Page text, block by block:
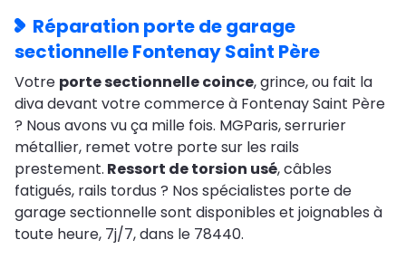
Réparation porte de garage
sectionnelle Fontenay Saint Père
Votre porte sectionnelle coince, grince, ou fait la
diva devant votre commerce à Fontenay Saint Père
? Nous avons vu ça mille fois. MGParis, serrurier
métallier, remet votre porte sur les rails
prestement. Ressort de torsion usé, câbles
fatigués, rails tordus ? Nos spécialistes porte de
garage sectionnelle sont disponibles et joignables à
toute heure, 7j/7, dans le 78440.